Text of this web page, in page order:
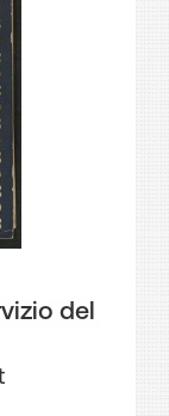
del